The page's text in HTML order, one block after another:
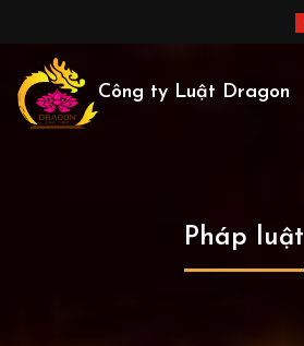
Công ty Luật Dragon
Pháp luật